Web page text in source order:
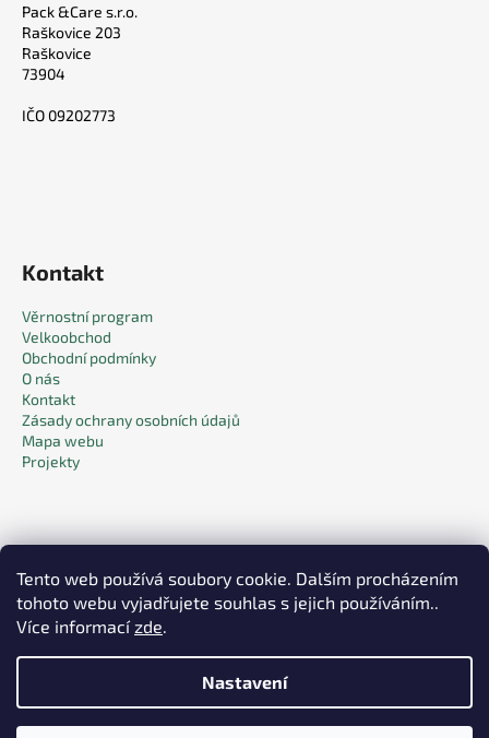
Tento web používá soubory cookie. Dalším procházením
tohoto webu vyjadřujete souhlas s jejich používáním..
Více informacízde.
Nastavení
Pack &Care s.r.o.
Raškovice 203
Raškovice
73904
IČO 09202773
Kontakt
Věrnostní program
Velkoobchod
Obchodní podmínky
O nás
Kontakt
Zásady ochrany osobních údajů
Mapa webu
Projekty
Facebook